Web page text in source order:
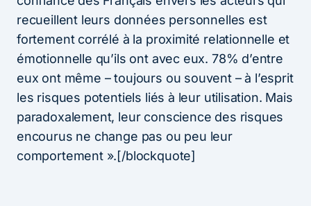
recueillent leurs données personnelles est
fortement corrélé à la proximité relationnelle et
émotionnelle qu’ils ont avec eux. 78% d’entre
eux ont même – toujours ou souvent – à l’esprit
les risques potentiels liés à leur utilisation. Mais
paradoxalement, leur conscience des risques
encourus ne change pas ou peu leur
comportement ».[/blockquote]